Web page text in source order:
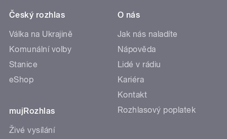
Český rozhlas
Válka na Ukrajině
Komunální volby
Stanice
eShop
mujRozhlas
Živé vysílání
O nás
Jak nás naladíte
Nápověda
Lidé v rádiu
Kariéra
Kontakt
Rozhlasový poplatek